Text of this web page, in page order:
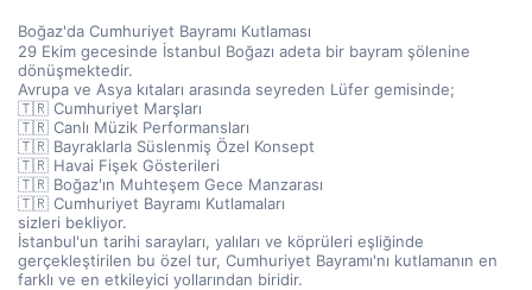
Boğaz'da Cumhuriyet Bayramı Kutlaması
29 Ekim gecesinde İstanbul Boğazı adeta bir bayram şölenine
dönüşmektedir.
Avrupa ve Asya kıtaları arasında seyreden Lüfer gemisinde;
🇹🇷 Cumhuriyet Marşları
🇹🇷 Canlı Müzik Performansları
🇹🇷 Bayraklarla Süslenmiş Özel Konsept
🇹🇷 Havai Fişek Gösterileri
🇹🇷 Boğaz'ın Muhteşem Gece Manzarası
🇹🇷 Cumhuriyet Bayramı Kutlamaları
sizleri bekliyor.
İstanbul'un tarihi sarayları, yalıları ve köprüleri eşliğinde
gerçekleştirilen bu özel tur, Cumhuriyet Bayramı'nı kutlamanın en
farklı ve en etkileyici yollarından biridir.